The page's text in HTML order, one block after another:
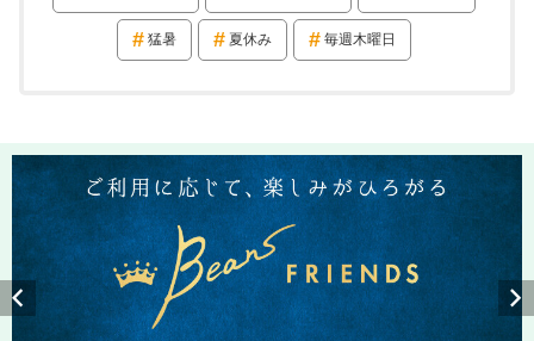
猛暑 夏休み 毎週木曜日